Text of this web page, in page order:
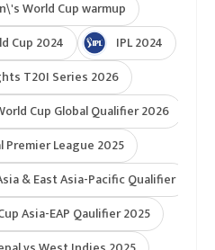
League 2026
World Cup 2026
World Cup League 2